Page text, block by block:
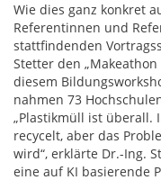
Wie dies ganz konkret
Referentinnen und
stattfindenden
Stetter den „Makeathon
diesem
nahmen 73
„Plastikmüll ist überall.
recycelt, aber das
wird“, erklärte Dr.-Ing.
eine auf KI basierende